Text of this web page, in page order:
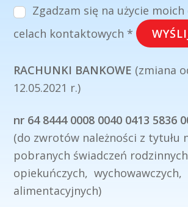
Zgadzam się na użycie moich
celach kontaktowych *
RACHUNKI BANKOWE (zmiana
12.05.2021 r.)
nr 64 8444 0008 0040 0413 5836
(do zwrotów należności z tytułu
pobranych świadczeń
opiekuńczych, wychowawczych,
alimentacyjnych)